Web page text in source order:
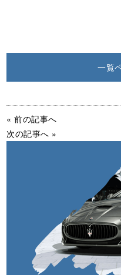
一覧
« 前の記事へ
次の記事へ »